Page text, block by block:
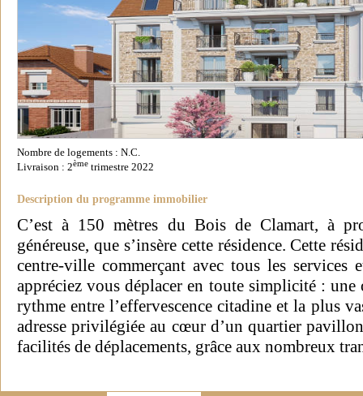
Nombre de logements : N.C.
Livraison : 2ème trimestre 2022
Description du programme immobilier
C’est à 150 mètres du Bois de Clamart, à
généreuse, que s’insère cette résidence. Cette
centre-ville commerçant avec tous les services
appréciez vous déplacer en toute simplicité :
rythme entre l’effervescence citadine et la plus
adresse privilégiée au cœur d’un quartier
facilités de déplacements, grâce aux nombreux